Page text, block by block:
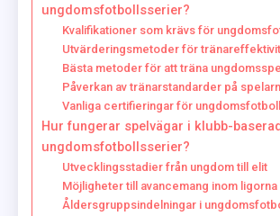
ungdomsfotbollsserier?
Kvalifikationer som krävs för
Utvärderingsmetoder för
Bästa metoder för att träna
Påverkan av tränarstandarder på
Vanliga certifieringar för
Hur fungerar spelvägar i klubb-
ungdomsfotbollsserier?
Utvecklingsstadier från ungdom till elit
Möjligheter till avancemang inom ligorna
Åldersgruppsindelningar i